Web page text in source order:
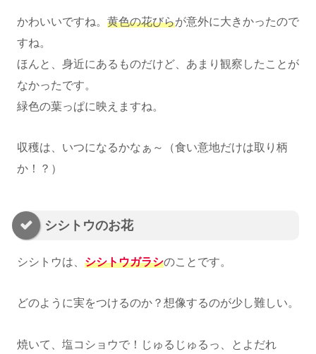
かわいいですね。 黄色の花びらが意外に大きかったので
すね。
ほんと、身近にあるものだけど、あまり観察したことが
なかったです。
緑色の葉っぱに映えますね。
収穫は、いつになるかなぁ～（食い意地だけは取り柄
か！？）
シシトウのお花
シシトウは、 シシトウガラシのことです。
どのように実をつけるのか？想像するのが少し難しい。
焼いて、塩コショウで！じゅるじゅるっ、とよだれ